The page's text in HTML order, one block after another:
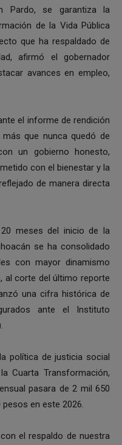
Pardo, se garantiza la
de la Vida Pública
que ha respaldado de
afirmó el gobernador
avances en empleo,
el informe de rendición
que nunca quedó de
un gobierno honesto,
con el bienestar y la
de manera directa
meses del inicio de la
se ha consolidado
con mayor dinamismo
al corte del último reporte
una cifra histórica de
ante el Instituto
política de justicia social
Cuarta Transformación,
pasara de 2 mil 650
en este 2026.
el respaldo de nuestra